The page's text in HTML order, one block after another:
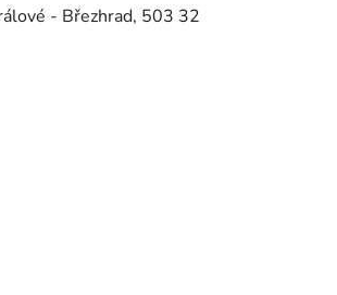
- Březhrad, 503 32